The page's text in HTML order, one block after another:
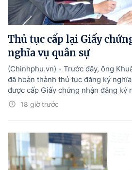
Thủ tục cấp lại Giấy
nghĩa vụ quân sự
18 giờ trước
(Chinhphu.vn) - Trước đây, ông
đã hoàn thành thủ tục đăng ký
được cấp Giấy chứng nhận đăng ký